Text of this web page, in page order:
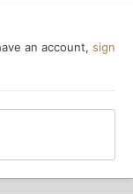
an account, sign